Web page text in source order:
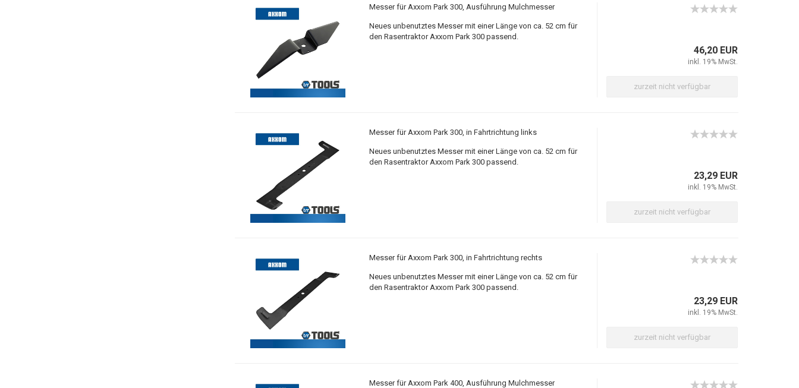
Messer für Axxom Park 300, Ausführung Mulchmesser
Neues unbenutztes Messer mit einer Länge von ca. 52 cm für
den Rasentraktor Axxom Park 300 passend.
46,20 EUR
inkl. 19% MwSt.
zurzeit nicht verfügbar
Messer für Axxom Park 300, in Fahrtrichtung links
Neues unbenutztes Messer mit einer Länge von ca. 52 cm für
den Rasentraktor Axxom Park 300 passend.
23,29 EUR
inkl. 19% MwSt.
zurzeit nicht verfügbar
Messer für Axxom Park 300, in Fahrtrichtung rechts
Neues unbenutztes Messer mit einer Länge von ca. 52 cm für
den Rasentraktor Axxom Park 300 passend.
23,29 EUR
inkl. 19% MwSt.
zurzeit nicht verfügbar
Messer für Axxom Park 400, Ausführung Mulchmesser